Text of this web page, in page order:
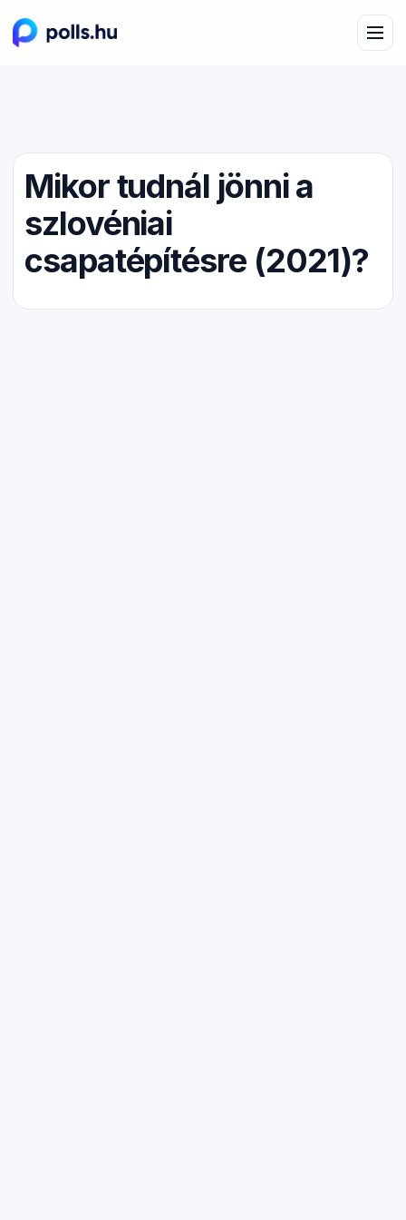
Mikor tudnál jönni a
szlovéniai
csapatépítésre (2021)?